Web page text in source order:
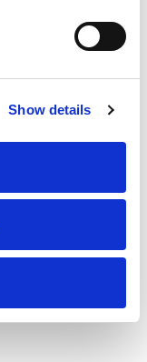
Show details